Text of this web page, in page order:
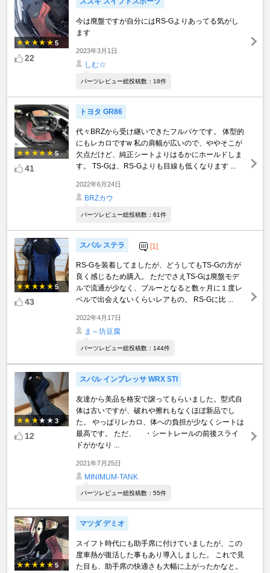
5
22
今は廃盤ですが自分にはRS-Gよりあってる気がし
ます
2023年3月1日
しむ☆
パーツレビュー総投稿数：18件
5
41
トヨタ GR86
代々BRZから受け継いできたフルバケです。 体型的
にもレカロですw 私の肩幅が広いので、ややそこが
欠点だけど、純正シートよりはるかにホールドしま
す。 TS-Gは、RS-Gよりも目線も低くなります ...
2022年6月24日
BRZカウ
パーツレビュー総投稿数：61件
5
43
スバル ステラ [1]
RS-Gを装着してましたが、どうしてもTS-Gの方が
良く感じるため購入。 ただでさえTS-Gは廃盤モデ
ルで流通が少なく、ブルーとなると数ヶ月に１度レ
ベルで出会えないくらいレアもの。 RS-Gに比 ...
2022年4月17日
ま～坊豆腐
パーツレビュー総投稿数：144件
3
12
スバル インプレッサ WRX STI
友達から美品を格安で譲ってもらいました。型式自
体は古いですが、破れや擦れもなくほぼ新品でし
た。 やっぱりレカロ、体への負担が少なくシートは
最高です。 ただ、 ・シートレールの前後スライ
ドがかなり ...
2021年7月25日
MINIMUM-TANK
パーツレビュー総投稿数：55件
5
マツダ デミオ
スイフト時代にも助手席に付けていましたが、この
度車熱が復活した事もあり導入しました。 これで見
た目も、助手席の快適さも大幅に上がったかなと。